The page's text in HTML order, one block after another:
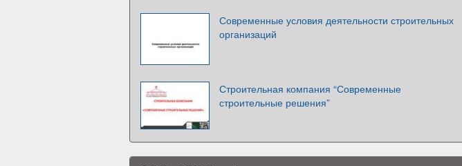
Современные условия деятельности строительных
организаций
Строительная компания “Современные
строительные решения”